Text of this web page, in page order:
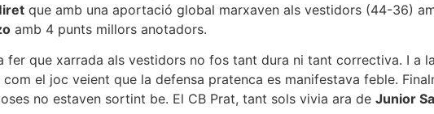
que amb una aportació global marxaven als vestidors (44-36)
amb 4 punts millors anotadors.
fer que xarrada als vestidors no fos tant dura ni tant correctiva. I a
el joc veient que la defensa pratenca es manifestava feble.
no estaven sortint be. El CB Prat, tant sols vivia ara de Junior